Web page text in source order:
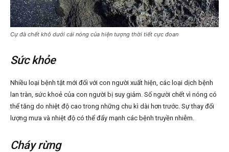
Cự đà chết khô dưới cái nóng của hiện tượng thời tiết cực đoan
Sức khỏe
Nhiều loại bệnh tật mới đối với con người xuất hiện, các loại dịch bệnh
lan tràn, sức khoẻ của con người bị suy giảm. Số người chết vì nóng có
thể tăng do nhiệt độ cao trong những chu kì dài hơn trước. Sự thay đổi
lượng mưa và nhiệt độ có thể đẩy mạnh các bệnh truyền nhiễm.
Cháy rừng